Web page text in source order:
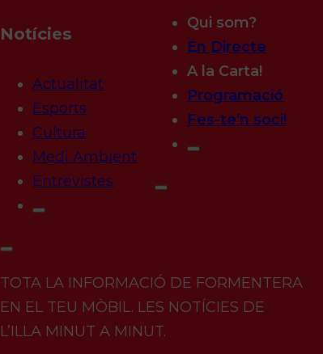
Notícies
Actualitat
Esports
Cultura
Medi Ambient
Entrevistes
Qui som?
En Directe
A la Carta!
Programació
Fes-te'n soci!
TOTA LA INFORMACIÓ DE FORMENTERA
EN EL TEU MÒBIL. LES NOTÍCIES DE
L’ILLA MINUT A MINUT.